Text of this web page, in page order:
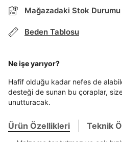
TAKSİT
Banka Kart
İşbankası
Akbank Axess
Mağazadaki Stok Durumu
Beden Tablosu
Ne işe yarıyor?
Hafif olduğu kadar nefes de
desteği de sunan bu çoraplar,
unutturacak.
Ürün Özellikleri Teknik
Beden Seçin
BEDEN
Term
Siparişinizin durumu
aşağıdaki
Telefon Numarası*
Şifre* sn
SMS
sn
SMS